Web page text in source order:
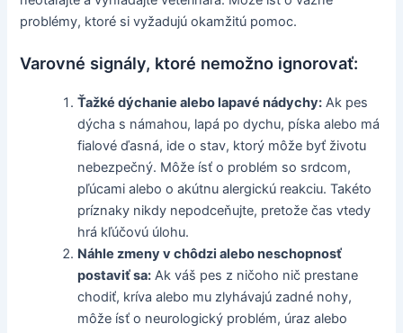
problémy, ktoré si vyžadujú okamžitú pomoc.
Varovné signály, ktoré nemožno ignorovať:
Ťažké dýchanie alebo lapavé nádychy: Ak pes
dýcha s námahou, lapá po dychu, píska alebo má
fialové ďasná, ide o stav, ktorý môže byť životu
nebezpečný. Môže ísť o problém so srdcom,
pľúcami alebo o akútnu alergickú reakciu. Takéto
príznaky nikdy nepodceňujte, pretože čas vtedy
hrá kľúčovú úlohu.
Náhle zmeny v chôdzi alebo neschopnosť
postaviť sa: Ak váš pes z ničoho nič prestane
chodiť, kríva alebo mu zlyhávajú zadné nohy,
môže ísť o neurologický problém, úraz alebo